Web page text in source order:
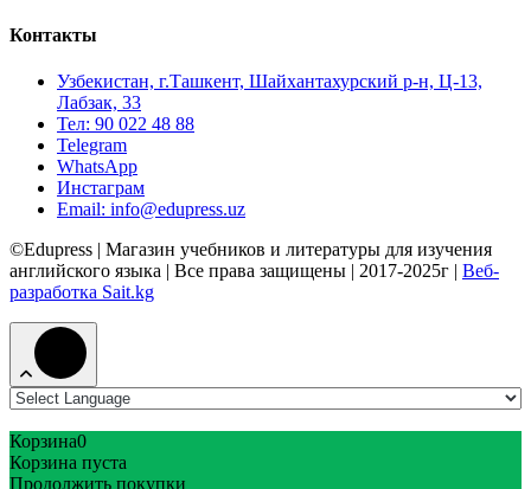
Контакты
Узбекистан, г.Ташкент, Шайхантахурский р-н, Ц-13,
Лабзак, 33
Тел: 90 022 48 88
Telegram
WhatsApp
Инстаграм
Email: info@edupress.uz
©Edupress | Магазин учебников и литературы для изучения
английского языка | Все права защищены | 2017-2025г | Веб-
разработка Sait.kg
Корзина0
Корзина пуста
Продолжить покупки